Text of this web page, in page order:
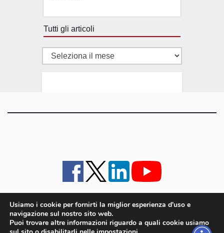
Tutti gli articoli
Tutti
iMagazine · contatti e staff · lavora con noi
Cookie policy UE
Usiamo i cookie per fornirti la miglior esperienza d'uso e
navigazione sul nostro sito web.
Puoi trovare altre informazioni riguardo a quali cookie usiamo